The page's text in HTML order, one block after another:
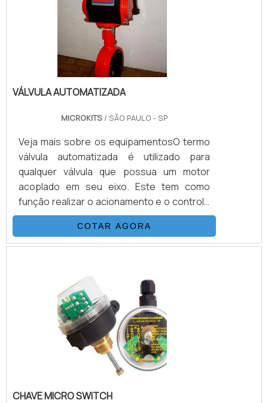
VÁLVULA AUTOMATIZADA
MICROKITS/ SÃO PAULO - SP
Veja mais sobre os equipamentosO termo
válvula automatizada é utilizado para
qualquer válvula que possua um motor
acoplado em seu eixo. Este tem como
função realizar o acionamento e o controle
de fluído a distância. Este motor também é
conhecido como atuador, e pode ser
encontrado em modelos diferentes, como:
pneumáticos.Benefício da válvula
automatizadaÉ bastante evidente o
benefício que a válvula oferece quando
colocamos em questão a distância entre os
pontos e o tama.
COTAR AGORA
CHAVE MICRO SWITCH